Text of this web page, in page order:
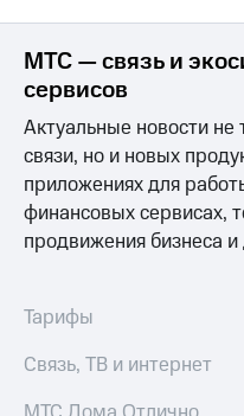
МТС — связь и
сервисов
Актуальные новости не
связи, но и новых
приложениях для
финансовых сервисах,
продвижения бизнеса
Тарифы
Связь, ТВ и интернет